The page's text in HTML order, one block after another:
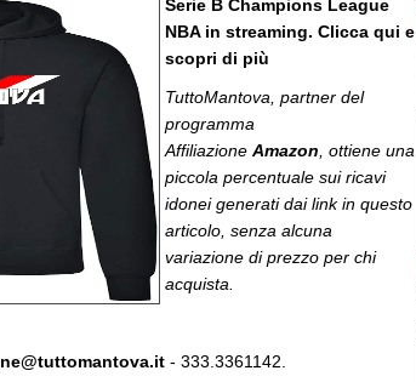
Serie B Champions League
NBA in streaming. Clicca qui e
scopri di più
TuttoMantova, partner del
programma
Affiliazione Amazon , ottiene una
piccola percentuale sui ricavi
idonei generati dai link in questo
articolo, senza alcuna
variazione di prezzo per chi
acquista.
- 333.3361142.